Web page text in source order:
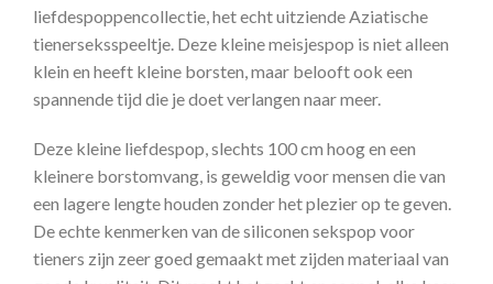
liefdespoppencollectie, het echt uitziende Aziatische
tienerseksspeeltje. Deze kleine meisjespop is niet alleen
klein en heeft kleine borsten, maar belooft ook een
spannende tijd die je doet verlangen naar meer.
Deze kleine liefdespop, slechts 100 cm hoog en een
kleinere borstomvang, is geweldig voor mensen die van
een lagere lengte houden zonder het plezier op te geven.
De echte kenmerken van de siliconen sekspop voor
tieners zijn zeer goed gemaakt met zijden materiaal van